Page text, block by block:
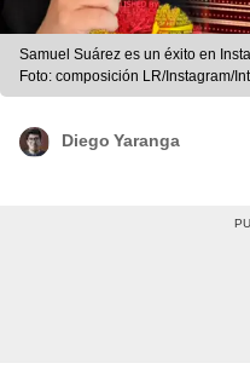
Samuel Suárez es un éxito en
Foto: composición LR/Instagram/
Diego Yaranga